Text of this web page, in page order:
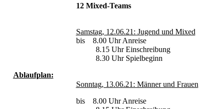
12 Mixed-Teams
Ablaufplan:
Samstag, 12.06.21: Jugend und Mixed
bis 8.00 Uhr Anreise
8.15 Uhr Einschreibung
8.30 Uhr Spielbeginn
Sonntag, 13.06.21: Männer und Frauen
bis 8.00 Uhr Anreise